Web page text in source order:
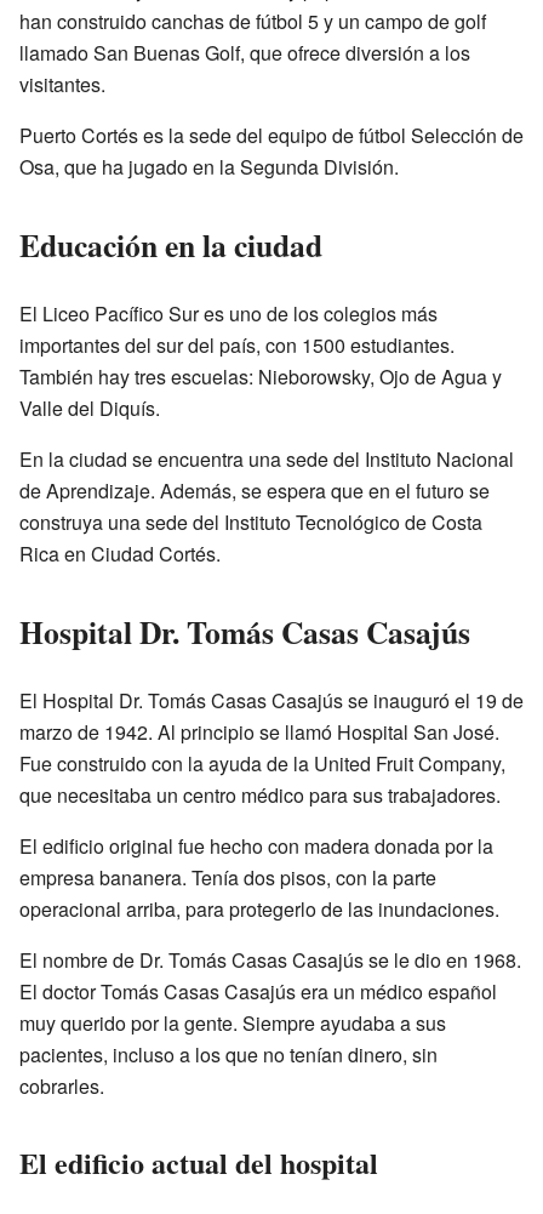
han construido canchas de fútbol 5 y un campo de golf
llamado San Buenas Golf, que ofrece diversión a los
visitantes.
Puerto Cortés es la sede del equipo de fútbol Selección de
Osa, que ha jugado en la Segunda División.
Educación en la ciudad
El Liceo Pacífico Sur es uno de los colegios más
importantes del sur del país, con 1500 estudiantes.
También hay tres escuelas: Nieborowsky, Ojo de Agua y
Valle del Diquís.
En la ciudad se encuentra una sede del Instituto Nacional
de Aprendizaje. Además, se espera que en el futuro se
construya una sede del Instituto Tecnológico de Costa
Rica en Ciudad Cortés.
Hospital Dr. Tomás Casas Casajús
El Hospital Dr. Tomás Casas Casajús se inauguró el 19 de
marzo de 1942. Al principio se llamó Hospital San José.
Fue construido con la ayuda de la United Fruit Company,
que necesitaba un centro médico para sus trabajadores.
El edificio original fue hecho con madera donada por la
empresa bananera. Tenía dos pisos, con la parte
operacional arriba, para protegerlo de las inundaciones.
El nombre de Dr. Tomás Casas Casajús se le dio en 1968.
El doctor Tomás Casas Casajús era un médico español
muy querido por la gente. Siempre ayudaba a sus
pacientes, incluso a los que no tenían dinero, sin
cobrarles.
El edificio actual del hospital